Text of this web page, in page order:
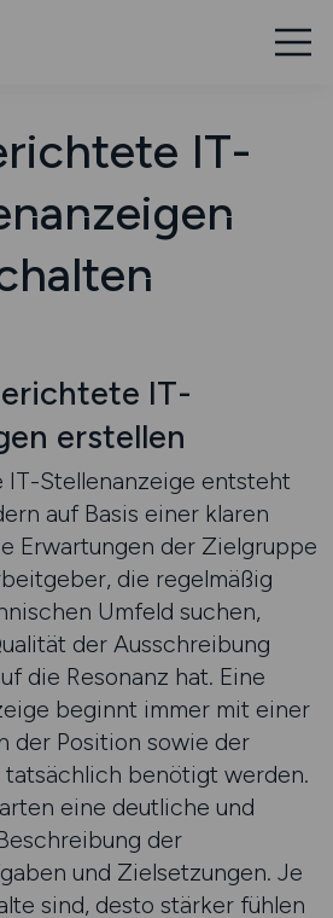
IT-
IT-
erstellen
IT-Stellenanzeige entsteht
auf Basis einer klaren
Erwartungen der Zielgruppe
die regelmäßig
Umfeld suchen,
der Ausschreibung
die Resonanz hat. Eine
beginnt immer mit einer
der Position sowie der
tatsächlich benötigt werden.
eine deutliche und
der
und Zielsetzungen. Je
sind, desto stärker fühlen